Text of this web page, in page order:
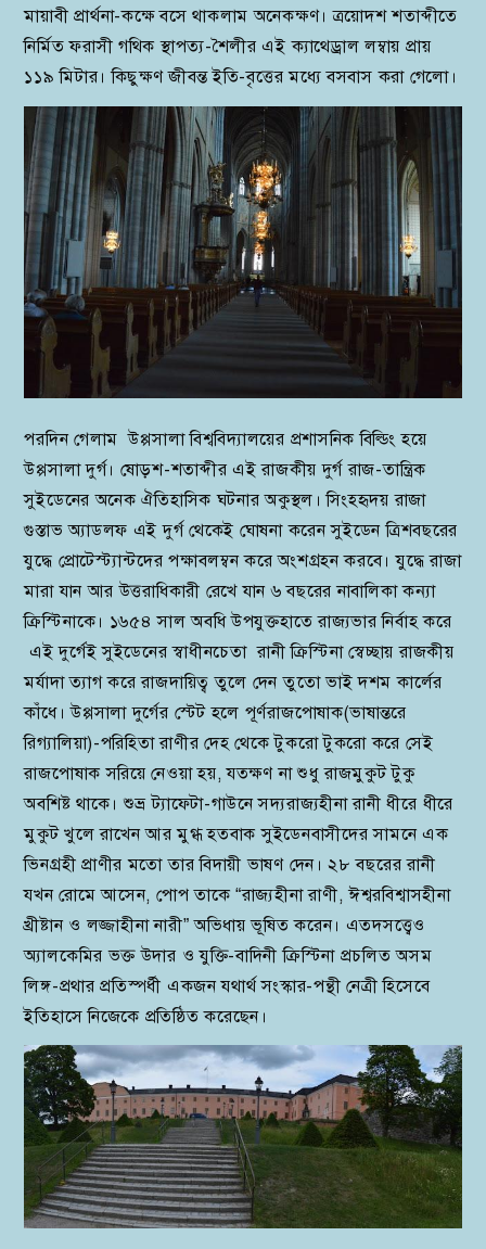
মায়াবী প্রার্থনা-কক্ষে বসে থাকলাম অনেকক্ষণ। ত্রয়োদশ শতাব্দীতে
নির্মিত ফরাসী গথিক স্থাপত্য-শৈলীর এই ক্যাথেড্রাল লম্বায় প্রায়
১১৯ মিটার। কিছুক্ষণ জীবন্ত ইতি-বৃত্তের মধ্যে বসবাস করা গেলো।
পরদিন গেলাম উপ্পসালা বিশ্ববিদ্যালয়ের প্রশাসনিক বিল্ডিং হয়ে
উপ্পসালা দুর্গ। ষোড়শ-শতাব্দীর এই রাজকীয় দুর্গ রাজ-তান্ত্রিক
সুইডেনের অনেক ঐতিহাসিক ঘটনার অকুস্থল। সিংহহৃদয় রাজা
গুস্তাভ অ্যাডলফ এই দুর্গ থেকেই ঘোষনা করেন সুইডেন ত্রিশবছরের
যুদ্ধে প্রোটেস্ট্যান্টদের পক্ষাবলম্বন করে অংশগ্রহন করবে। যুদ্ধে রাজা
মারা যান আর উত্তরাধিকারী রেখে যান ৬ বছরের নাবালিকা কন্যা
ক্রিস্টিনাকে। ১৬৫৪ সাল অবধি উপযুক্তহাতে রাজ্যভার নির্বাহ করে
এই দুর্গেই সুইডেনের স্বাধীনচেতা রানী ক্রিস্টিনা স্বেচ্ছায় রাজকীয়
মর্যাদা ত্যাগ করে রাজদায়িত্ব তুলে দেন তুতো ভাই দশম কার্লের
কাঁধে। উপ্পসালা দুর্গের স্টেট হলে পূর্ণরাজপোষাক(ভাষান্তরে
রিগ্যালিয়া)-পরিহিতা রাণীর দেহ থেকে টুকরো টুকরো করে সেই
রাজপোষাক সরিয়ে নেওয়া হয়, যতক্ষণ না শুধু রাজমুকুট টুকু
অবশিষ্ট থাকে। শুভ্র ট্যাফেটা-গাউনে সদ্যরাজ্যহীনা রানী ধীরে ধীরে
মুকুট খুলে রাখেন আর মুগ্ধ হতবাক সুইডেনবাসীদের সামনে এক
ভিনগ্রহী প্রাণীর মতো তার বিদায়ী ভাষণ দেন। ২৮ বছরের রানী
যখন রোমে আসেন, পোপ তাকে “রাজ্যহীনা রাণী, ঈশ্বরবিশ্বাসহীনা
খ্রীষ্টান ও লজ্জাহীনা নারী” অভিধায় ভূষিত করেন। এতদসত্ত্বেও
অ্যালকেমির ভক্ত উদার ও যুক্তি-বাদিনী ক্রিস্টিনা প্রচলিত অসম
লিঙ্গ-প্রথার প্রতিস্পর্ধী একজন যথার্থ সংস্কার-পন্থী নেত্রী হিসেবে
ইতিহাসে নিজেকে প্রতিষ্ঠিত করেছেন।